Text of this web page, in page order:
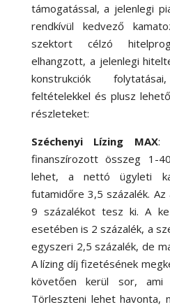
támogatással, a jelenlegi
rendkívül kedvező
szektort célzó
elhangzott, a jelenlegi
konstrukciók
feltételekkel és plusz
részleteket:
Széchenyi Lízing MAX:
finanszírozott összeg 1-
lehet, a nettó ügyleti
futamidőre 3,5 százalék.
9 százalékot tesz ki. A
esetében is 2 százalék, a
egyszeri 2,5 százalék, de
A lízing díj fizetésének
követően kerül sor, ami
Törleszteni lehet havonta,